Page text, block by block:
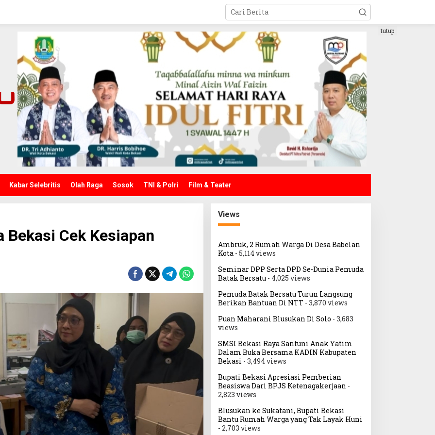
Kabar Selebritis Olah Raga Sosok TNI & Polri Film & Teater
tutup
Bekasi Cek Kesiapan
Views
Ambruk, 2 Rumah Warga Di Desa Babelan
Kota- 5,114 views
Seminar DPP Serta DPD Se-Dunia Pemuda
Batak Bersatu- 4,025 views
Pemuda Batak Bersatu Turun Langsung
Berikan Bantuan Di NTT - 3,870 views
Puan Maharani Blusukan Di Solo - 3,683
views
SMSI Bekasi Raya Santuni Anak Yatim
Dalam Buka Bersama KADIN Kabupaten
Bekasi - 3,494 views
Bupati Bekasi Apresiasi Pemberian
Beasiswa Dari BPJS Ketenagakerjaan -
2,823 views
Blusukan ke Sukatani, Bupati Bekasi
Bantu Rumah Warga yang Tak Layak Huni
- 2,703 views